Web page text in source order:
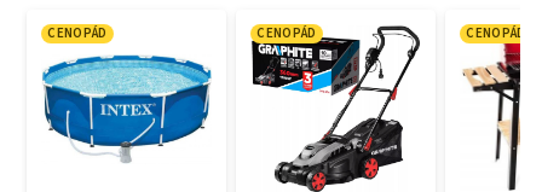
CENOPÁD CENOPÁD CENOPÁD